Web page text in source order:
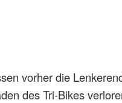
vorher die
des Tri-Bikes